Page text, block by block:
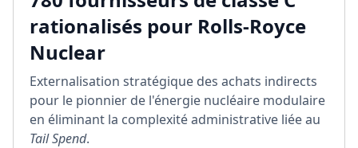
rationalisés pour Rolls-Royce
Nuclear
Externalisation stratégique des achats indirects
pour le pionnier de l'énergie nucléaire modulaire
en éliminant la complexité administrative liée au
Tail Spend.